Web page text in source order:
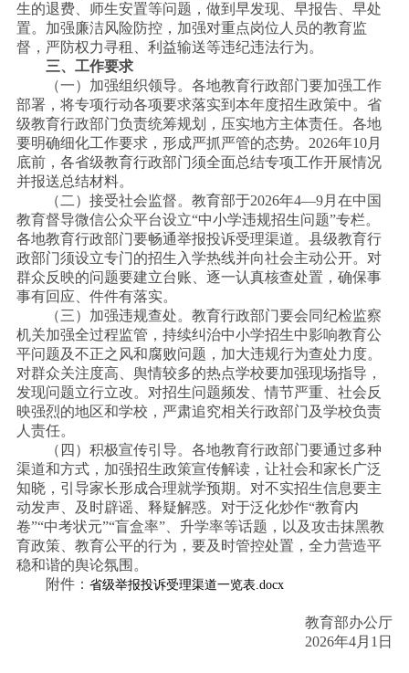
生的退费、师生安置等问题，做到早发现、早报告、早处
置。加强廉洁风险防控，加强对重点岗位人员的教育监
督，严防权力寻租、利益输送等违纪违法行为。
三、工作要求
（一）加强组织领导。各地教育行政部门要加强工作
部署，将专项行动各项要求落实到本年度招生政策中。省
级教育行政部门负责统筹规划，压实地方主体责任。各地
要明确细化工作要求，形成严抓严管的态势。 2026年10月
底前，各省级教育行政部门须全面总结专项工作开展情况
并报送总结材料。
（二）接受社会监督。教育部于2026年4—9月在中国
教育督导微信公众平台设立“中小学违规招生问题”专栏。
各地教育行政部门要畅通举报投诉受理渠道。县级教育行
政部门须设立专门的招生入学热线并向社会主动公开。对
群众反映的问题要建立台账、逐一认真核查处置，确保事
事有回应、件件有落实。
（三）加强违规查处。教育行政部门要会同纪检监察
机关加强全过程监管，持续纠治中小学招生中影响教育公
平问题及不正之风和腐败问题，加大违规行为查处力度。
对群众关注度高、舆情较多的热点学校要加强现场指导，
发现问题立行立改。对招生问题频发、情节严重、社会反
映强烈的地区和学校，严肃追究相关行政部门及学校负责
人责任。
（四）积极宣传引导。各地教育行政部门要通过多种
渠道和方式，加强招生政策宣传解读，让社会和家长广泛
知晓，引导家长形成合理就学预期。对不实招生信息要主
动发声、及时辟谣、释疑解惑。对于泛化炒作“教育内
卷”“中考状元”“盲盒率”、升学率等话题，以及攻击抹黑教
育政策、教育公平的行为，要及时管控处置，全力营造平
稳和谐的舆论氛围。
附件： 省级举报投诉受理渠道一览表.docx
教育部办公厅
2026年4月1日